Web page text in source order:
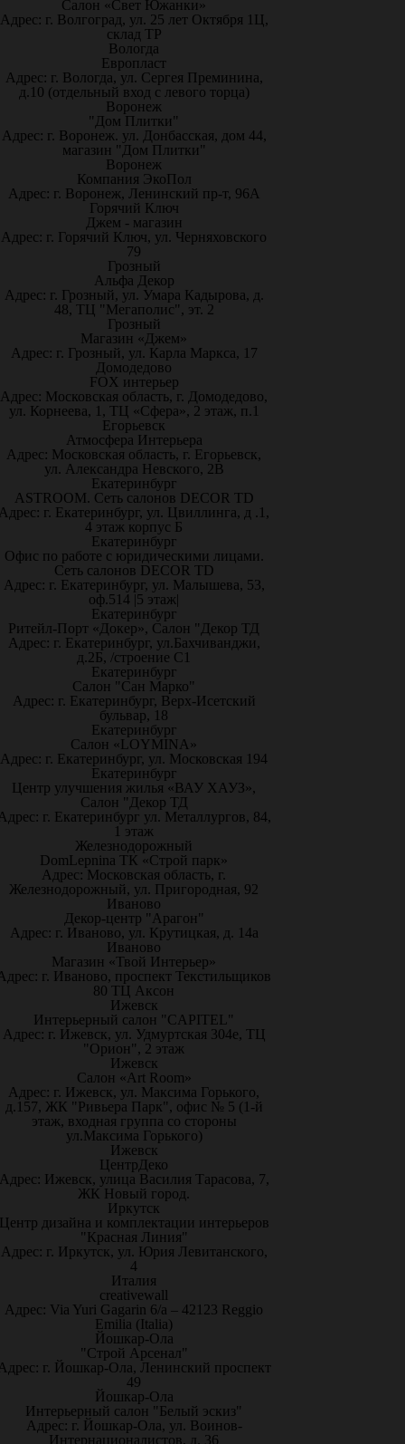
Салон «Свет Южанки»
Адрес: г. Волгоград, ул. 25 лет Октября 1Ц,
склад ТР
Вологда
Европласт
Адрес: г. Вологда, ул. Сергея Преминина,
д.10 (отдельный вход с левого торца)
Воронеж
"Дом Плитки"
Адрес: г. Воронеж. ул. Донбасская, дом 44,
магазин "Дом Плитки"
Воронеж
Компания ЭкоПол
Адрес: г. Воронеж, Ленинский пр-т, 96А
Горячий Ключ
Джем - магазин
Адрес: г. Горячий Ключ, ул. Черняховского
79
Грозный
Альфа Декор
Адрес: г. Грозный, ул. Умара Кадырова, д.
48, ТЦ "Мегаполис", эт. 2
Грозный
Магазин «Джем»
Адрес: г. Грозный, ул. Карла Маркса, 17
Домодедово
FOX интерьер
Адрес: Московская область, г. Домодедово,
ул. Корнеева, 1, ТЦ «Сфера», 2 этаж, п.1
Егорьевск
Атмосфера Интерьера
Адрес: Московская область, г. Егорьевск,
ул. Александра Невского, 2В
Екатеринбург
ASTROOM. Сеть салонов DECOR TD
г. Екатеринбург, ул. Цвиллинга, д .1,
4 этаж корпус Б
Екатеринбург
Офис по работе с юридическими лицами.
Сеть салонов DECOR TD
Адрес: г. Екатеринбург, ул. Малышева, 53,
оф.514 |5 этаж|
Екатеринбург
Ритейл-Порт «Докер», Салон "Декор ТД
Адрес: г. Екатеринбург, ул.Бахчиванджи,
д.2Б, /строение С1
Екатеринбург
Салон "Сан Марко"
Адрес: г. Екатеринбург, Верх-Исетский
бульвар, 18
Екатеринбург
Салон «LOYMINA»
Адрес: г. Екатеринбург, ул. Московская 194
Екатеринбург
Центр улучшения жилья «ВАУ ХАУЗ»,
Салон "Декор ТД
г. Екатеринбург ул. Металлургов, 84,
1 этаж
Железнодорожный
DomLepnina ТК «Строй парк»
Адрес: Московская область, г.
Железнодорожный, ул. Пригородная, 92
Иваново
Декор-центр "Арагон"
Адрес: г. Иваново, ул. Крутицкая, д. 14а
Иваново
Магазин «Твой Интерьер»
г. Иваново, проспект Текстильщиков
80 ТЦ Аксон
Ижевск
Интерьерный салон "CAPITEL"
Адрес: г. Ижевск, ул. Удмуртская 304е, ТЦ
"Орион", 2 этаж
Ижевск
Салон «Art Room»
Адрес: г. Ижевск, ул. Максима Горького,
д.157, ЖК "Ривьера Парк", офис № 5 (1-й
этаж, входная группа со стороны
ул.Максима Горького)
Ижевск
ЦентрДеко
Ижевск, улица Василия Тарасова, 7,
ЖК Новый город.
Иркутск
дизайна и комплектации интерьеров
"Красная Линия"
Адрес: г. Иркутск, ул. Юрия Левитанского,
4
Италия
creativewall
Адрес: Via Yuri Gagarin 6/a – 42123 Reggio
Emilia (Italia)
Йошкар-Ола
"Строй Арсенал"
г. Йошкар-Ола, Ленинский проспект
49
Йошкар-Ола
Интерьерный салон "Белый эскиз"
Адрес: г. Йошкар-Ола, ул. Воинов-
Интернационалистов, д. 36